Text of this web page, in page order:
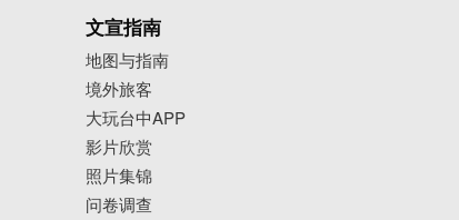
文宣指南
地图与指南
境外旅客
大玩台中APP
影片欣赏
照片集锦
问卷调查